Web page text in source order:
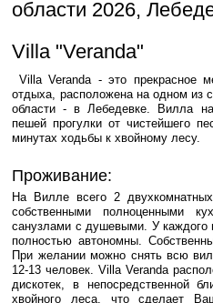
области 2026,
Villa "Veranda"
Villa Veranda - это прекрасное
отдыха, расположена на одном из
области - в Лебедевке. Вилла
пешей прогулки от чистейшего
минутах ходьбы к хвойному лесу.
Проживание:
На Вилле всего 2
собственными полноценными
санузлами с душевыми. У
полностью автономны.
При желании можно снять всю
12-13 человек. Villa Veranda
дискотек, в непосредственной
хвойного леса, что сделает